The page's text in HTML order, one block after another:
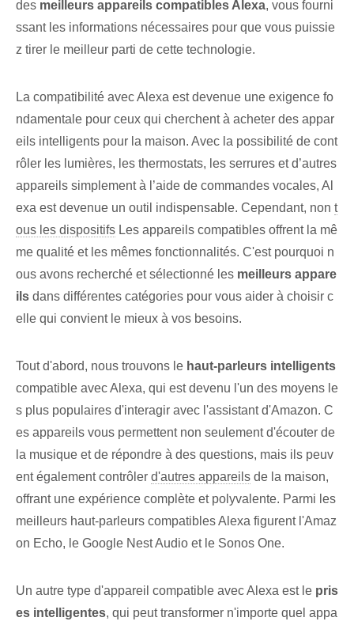
des meilleurs appareils compatibles Alexa, vous fourni
ssant les informations nécessaires pour que vous puissie
z tirer le meilleur parti de cette technologie.
La compatibilité avec Alexa est devenue une exigence fo
ndamentale pour ceux qui cherchent à acheter des appar
eils intelligents pour la maison. Avec la possibilité de cont
rôler les lumières, les thermostats, les serrures et d’autres
appareils simplement à l’aide de commandes vocales, Al
exa est devenue un outil indispensable. Cependant, non t
ous les dispositifs Les appareils compatibles offrent la mê
me qualité et les mêmes fonctionnalités. C'est pourquoi n
ous avons recherché et sélectionné les meilleurs appare
ils dans différentes catégories pour vous aider à choisir c
elle qui convient le mieux à vos besoins.
Tout d'abord, nous trouvons le haut-parleurs intelligents
compatible avec ‌Alexa, qui est ‍devenu⁢ l'un des moyens le
s plus populaires‍ d'interagir avec l'assistant d'⁢Amazon. C
es appareils vous permettent non seulement d'écouter de
la musique et de répondre⁤ à des questions, mais ils peuv
ent également contrôler d'autres appareils de la maison,
offrant une expérience complète et polyvalente. Parmi les
meilleurs haut-parleurs⁤ compatibles Alexa figurent l'Amaz
on Echo, le Google⁣ Nest Audio et le Sonos One.
Un autre type d'appareil compatible avec Alexa est le pris
es intelligentes, qui peut transformer n'importe quel appa